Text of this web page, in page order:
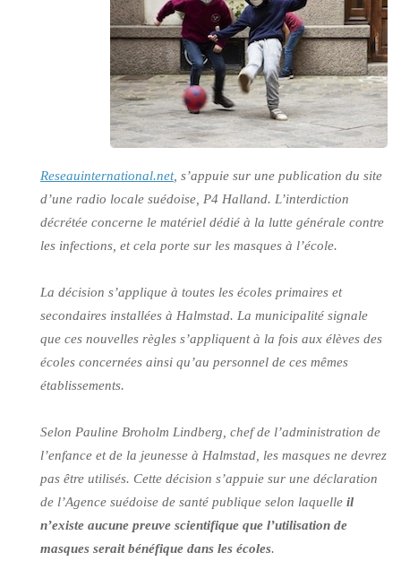
Reseauinternational.net, s’appuie sur une publication du site
d’une radio locale suédoise, P4 Halland. L’interdiction
décrétée concerne le matériel dédié à la lutte générale contre
les infections, et cela porte sur les masques à l’école.
La décision s’applique à toutes les écoles primaires et
secondaires installées à Halmstad. La municipalité signale
que ces nouvelles règles s’appliquent à la fois aux élèves des
écoles concernées ainsi qu’au personnel de ces mêmes
établissements.
Selon Pauline Broholm Lindberg, chef de l’administration de
l’enfance et de la jeunesse à Halmstad, les masques ne devrez
pas être utilisés. Cette décision s’appuie sur une déclaration
de l’Agence suédoise de santé publique selon laquelle il
n’existe aucune preuve scientifique que l’utilisation de
masques serait bénéfique dans les écoles.